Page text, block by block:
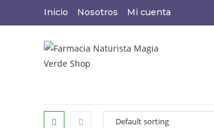
Inicio Nosotros Mi cuenta